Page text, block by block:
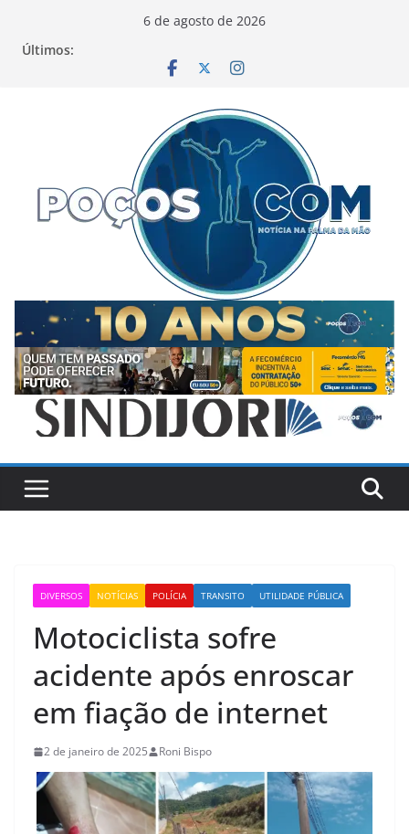
6 de agosto de 2026
Últimos:
DIVERSOS NOTÍCIAS POLÍCIA TRANSITO UTILIDADE PÚBLICA
Motociclista sofre
acidente após enroscar
em fiação de internet
2 de janeiro de 2025 Roni Bispo